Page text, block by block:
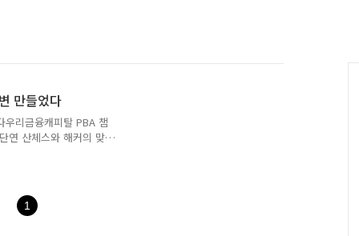
만들었다
리금융캐피탈 PBA 챔
연 산체스와 해커의 맞대
면 선수 해커의 첫 대결
결과는 예상보다 훨씬
는 5월 18일 오후 열린
. 산체스는 스페인 출신
1